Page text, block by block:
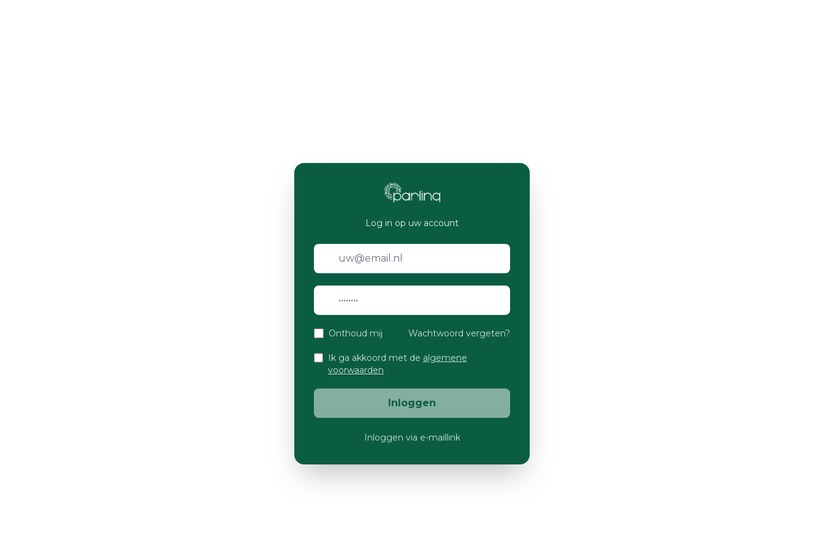
Log in op uw account
Onthoud mij Wachtwoord vergeten?
Ik ga akkoord met de algemene
voorwaarden
Inloggen
Inloggen via e-maillink